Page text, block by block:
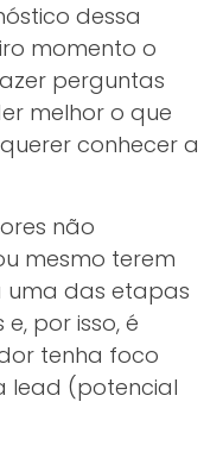
dessa
momento o
perguntas
melhor o que
conhecer a
não
mesmo terem
uma das etapas
por isso, é
tenha foco
lead (potencial